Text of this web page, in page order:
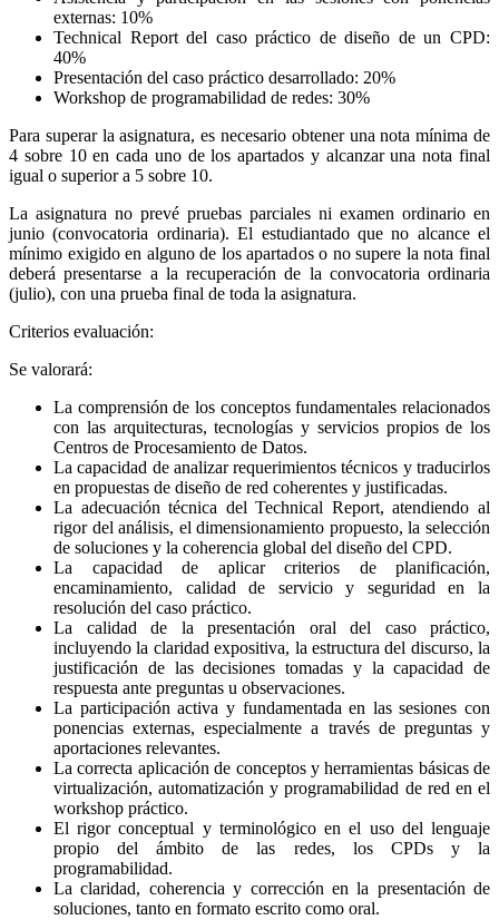
externas: 10%
Technical Report del caso práctico de diseño de un CPD:
40%
Presentación del caso práctico desarrollado: 20%
Workshop de programabilidad de redes: 30%
Para superar la asignatura, es necesario obtener una nota mínima de
4 sobre 10 en cada uno de los apartados y alcanzar una nota final
igual o superior a 5 sobre 10.
La asignatura no prevé pruebas parciales ni examen ordinario en
junio (convocatoria ordinaria). El estudiantado que no alcance el
mínimo exigido en alguno de los apartados o no supere la nota final
deberá presentarse a la recuperación de la convocatoria ordinaria
(julio), con una prueba final de toda la asignatura.
Criterios evaluación:
Se valorará:
La comprensión de los conceptos fundamentales relacionados
con las arquitecturas, tecnologías y servicios propios de los
Centros de Procesamiento de Datos.
La capacidad de analizar requerimientos técnicos y traducirlos
en propuestas de diseño de red coherentes y justificadas.
La adecuación técnica del Technical Report, atendiendo al
rigor del análisis, el dimensionamiento propuesto, la selección
de soluciones y la coherencia global del diseño del CPD.
La capacidad de aplicar criterios de planificación,
encaminamiento, calidad de servicio y seguridad en la
resolución del caso práctico.
La calidad de la presentación oral del caso práctico,
incluyendo la claridad expositiva, la estructura del discurso, la
justificación de las decisiones tomadas y la capacidad de
respuesta ante preguntas u observaciones.
La participación activa y fundamentada en las sesiones con
ponencias externas, especialmente a través de preguntas y
aportaciones relevantes.
La correcta aplicación de conceptos y herramientas básicas de
virtualización, automatización y programabilidad de red en el
workshop práctico.
El rigor conceptual y terminológico en el uso del lenguaje
propio del ámbito de las redes, los CPDs y la
programabilidad.
La claridad, coherencia y corrección en la presentación de
soluciones, tanto en formato escrito como oral.